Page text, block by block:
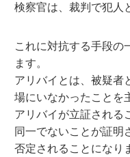
検察官は、裁判で犯人
これに対抗する手段の
ます。
アリバイとは、被疑者
場にいなかったことを
アリバイが立証される
同一でないことが証明
否定されることになり